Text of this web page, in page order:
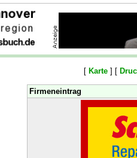
[ Karte ] [
Firmeneintrag